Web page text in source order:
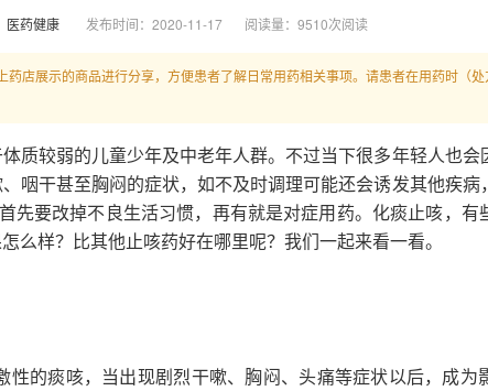
医药健康 发布时间：2020-11-17 阅读量：9510次阅读
药店展示的商品进行分享，方便患者了解日常用药相关事项。请患者在用药时（
质较弱的儿童少年及中老年人群。不过当下很多年轻人也会
咽干甚至胸闷的症状，如不及时调理可能还会诱发其他疾病
先要改掉不良生活习惯，再有就是对症用药。化痰止咳，有
么样？比其他止咳药好在哪里呢？我们一起来看一看。
性的痰咳，当出现剧烈干嗽、胸闷、头痛等症状以后，成为